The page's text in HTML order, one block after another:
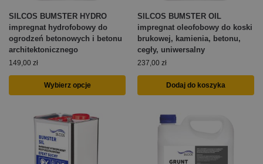
SILCOS BUMSTER HYDRO
impregnat hydrofobowy do
ogrodzeń betonowych i betonu
architektonicznego
149,00 zł
Wybierz opcje
SILCOS BUMSTER OIL
impregnat oleofobowy do koski
brukowej, kamienia, betonu,
cegły, uniwersalny
237,00 zł
Dodaj do koszyka